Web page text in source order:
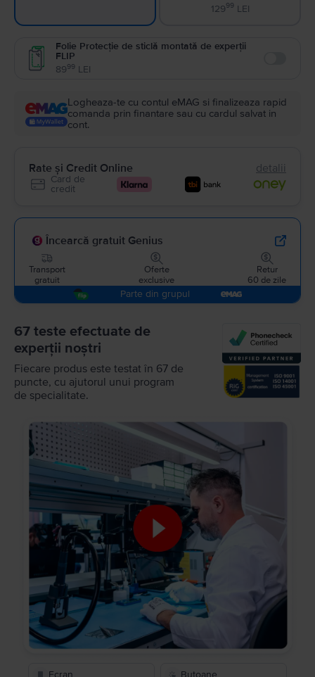
12999LEI
Folie Protecție de sticlă montată de experții
FLIP
8999 LEI
Logheaza-te cu contul eMAG si finalizeaza rapid
comanda prin finantare sau cu cardul salvat in
cont.
Rate și Credit Online detalii
Card de
credit
Încearcă gratuit Genius
Transport
gratuit
Oferte
exclusive
Retur
60 de zile
Parte din grupul
67 teste efectuate de
experții noștri
Fiecare produs este testat în 67 de
puncte, cu ajutorul unui program
de specialitate.